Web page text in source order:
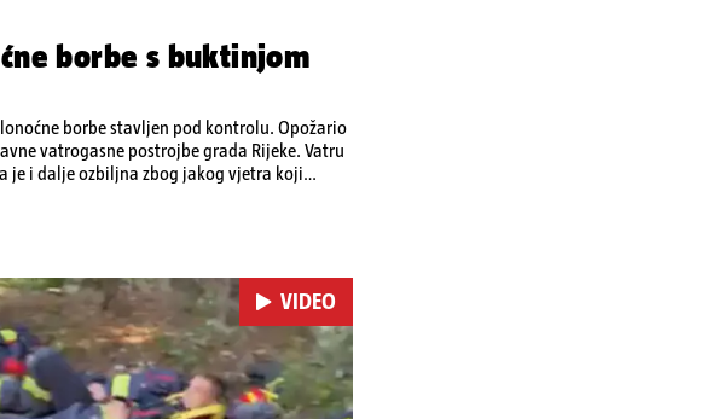
borbe s buktinjom
borbe stavljen pod kontrolu. Opožario
vatrogasne postrojbe grada Rijeke. Vatru
je i dalje ozbiljna zbog jakog vjetra koji
VIDEO